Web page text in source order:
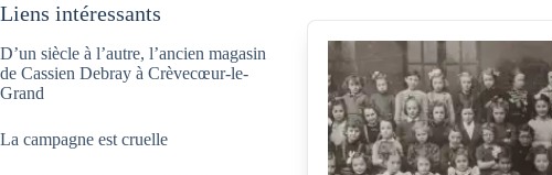
Liens intéressants
D’un siècle à l’autre, l’ancien magasin
de Cassien Debray à Crèvecœur-le-
Grand
La campagne est cruelle